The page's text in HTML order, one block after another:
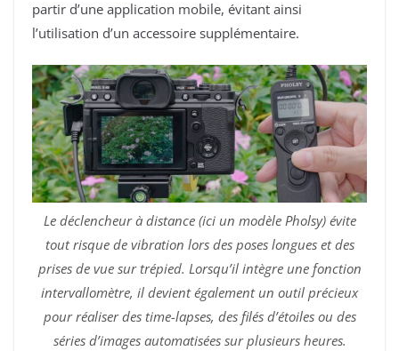
partir d’une application mobile, évitant ainsi
l’utilisation d’un accessoire supplémentaire.
Le déclencheur à distance (ici un modèle Pholsy) évite
tout risque de vibration lors des poses longues et des
prises de vue sur trépied. Lorsqu’il intègre une fonction
intervallomètre, il devient également un outil précieux
pour réaliser des time-lapses, des filés d’étoiles ou des
séries d’images automatisées sur plusieurs heures.